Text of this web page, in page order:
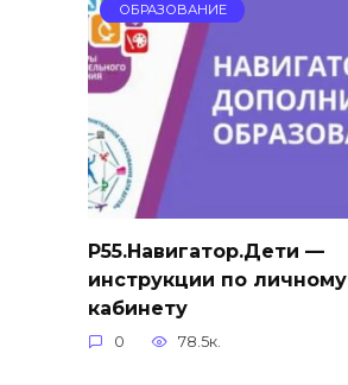
ОБРАЗОВАНИЕ
Р55.Навигатор.Дети —
инструкции по личному
кабинету
0 78.5к.